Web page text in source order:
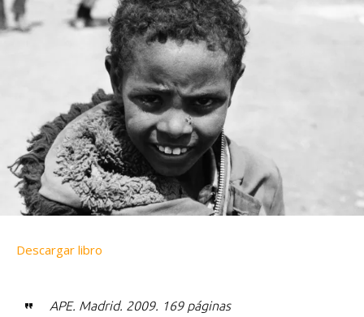
Descargar libro
APE. Madrid. 2009. 169 páginas